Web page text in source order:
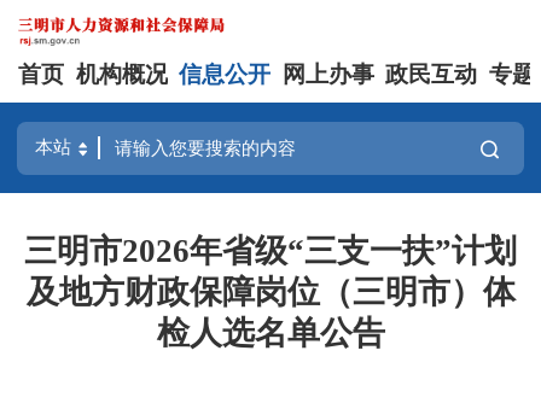
首页 机构概况 信息公开 网上办事 政民互动 专题
三明市2026年省级“三支一扶”计划
及地方财政保障岗位（三明市）体
检人选名单公告